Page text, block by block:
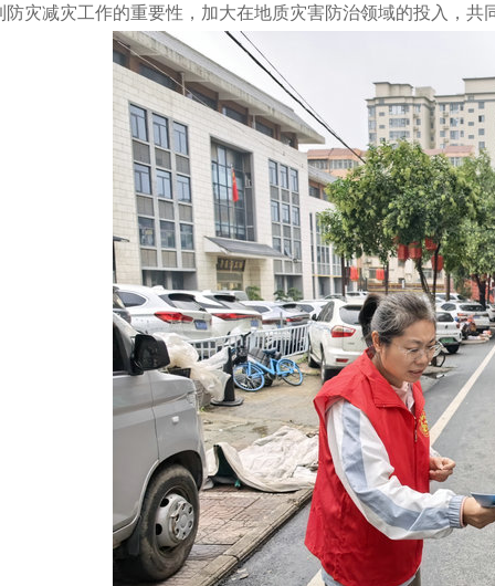
防灾减灾工作的重要性，加大在地质灾害防治领域的投入，共